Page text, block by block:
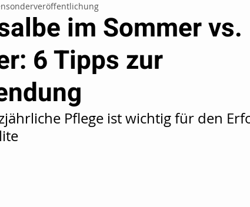
im Sommer vs.
6 Tipps zur
Pflege ist wichtig für den